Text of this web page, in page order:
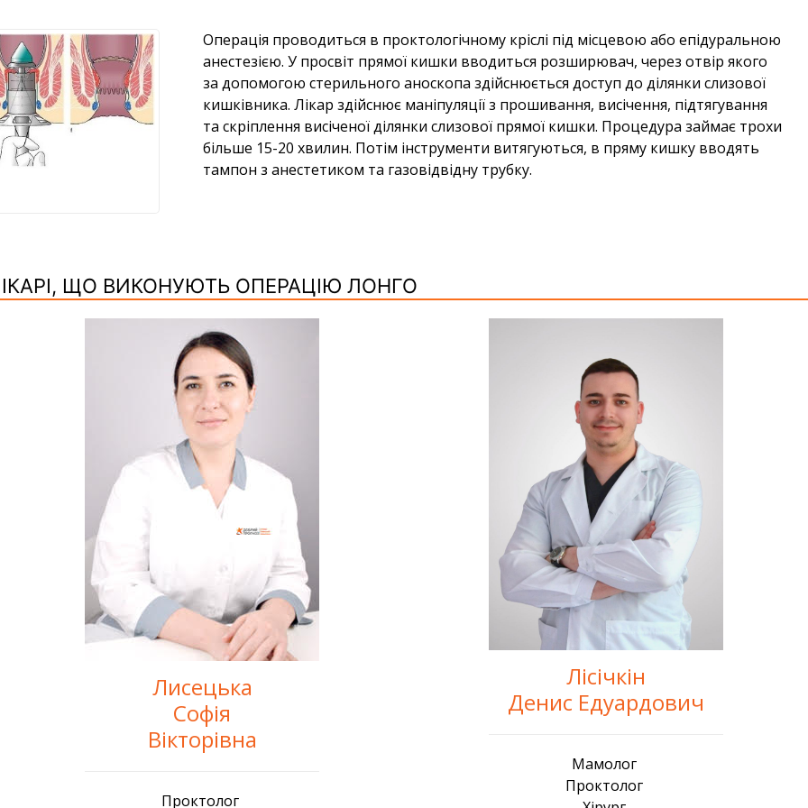
Операція проводиться в проктологічному кріслі під місцевою або епідуральною
анестезією. У просвіт прямої кишки вводиться розширювач, через отвір якого
за допомогою стерильного аноскопа здійснюється доступ до ділянки слизової
кишківника. Лікар здійснює маніпуляції з прошивання, висічення, підтягування
та скріплення висіченої ділянки слизової прямої кишки. Процедура займає трохи
більше 15-20 хвилин. Потім інструменти витягуються, в пряму кишку вводять
тампон з анестетиком та газовідвідну трубку.
ЩО ВИКОНУЮТЬ ОПЕРАЦІЮ ЛОНГО
Лисецька
Софія
Вікторівна
Лісічкін
Денис Едуардович